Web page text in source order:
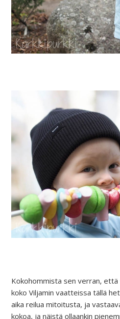
Kokohommista sen verran, että
koko Viljamin vaatteissa tällä
aika reilua mitoitusta, ja
kokoa, ja näistä ollaankin